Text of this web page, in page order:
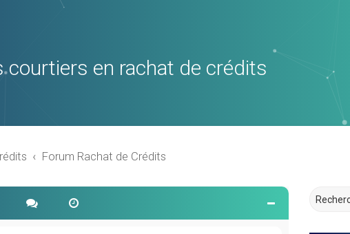
courtiers en rachat de crédits
Forum Rachat de Crédits